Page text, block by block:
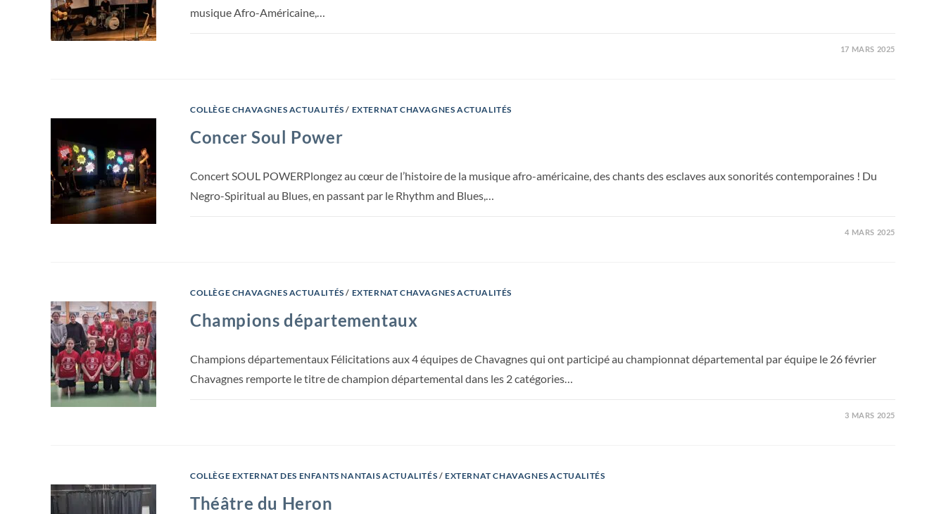
musique Afro-Américaine,…
17 MARS 2025
COLLÈGE CHAVAGNES ACTUALITÉS / EXTERNAT CHAVAGNES ACTUALITÉS
Concer Soul Power
Concert SOUL POWERPlongez au cœur de l’histoire de la musique afro-américaine, des chants des esclaves aux sonorités contemporaines ! Du
Negro-Spiritual au Blues, en passant par le Rhythm and Blues,…
4 MARS 2025
COLLÈGE CHAVAGNES ACTUALITÉS / EXTERNAT CHAVAGNES ACTUALITÉS
Champions départementaux
Champions départementaux Félicitations aux 4 équipes de Chavagnes qui ont participé au championnat départemental par équipe le 26 février
Chavagnes remporte le titre de champion départemental dans les 2 catégories…
3 MARS 2025
COLLÈGE EXTERNAT DES ENFANTS NANTAIS ACTUALITÉS /EXTERNAT CHAVAGNES ACTUALITÉS
Théâtre du Heron